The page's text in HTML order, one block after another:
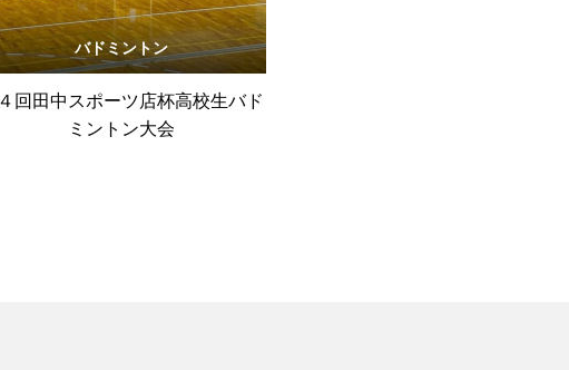
バドミントン
回田中スポーツ店杯高校生バド
ミントン大会